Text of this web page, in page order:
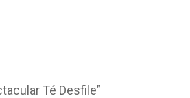
Té Desfile”